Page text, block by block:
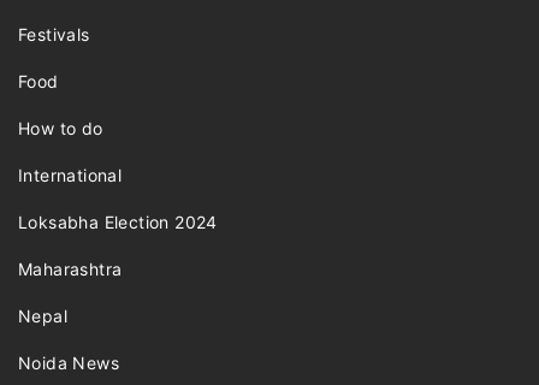
Festivals
Food
How to do
International
Loksabha Election 2024
Maharashtra
Nepal
Noida News